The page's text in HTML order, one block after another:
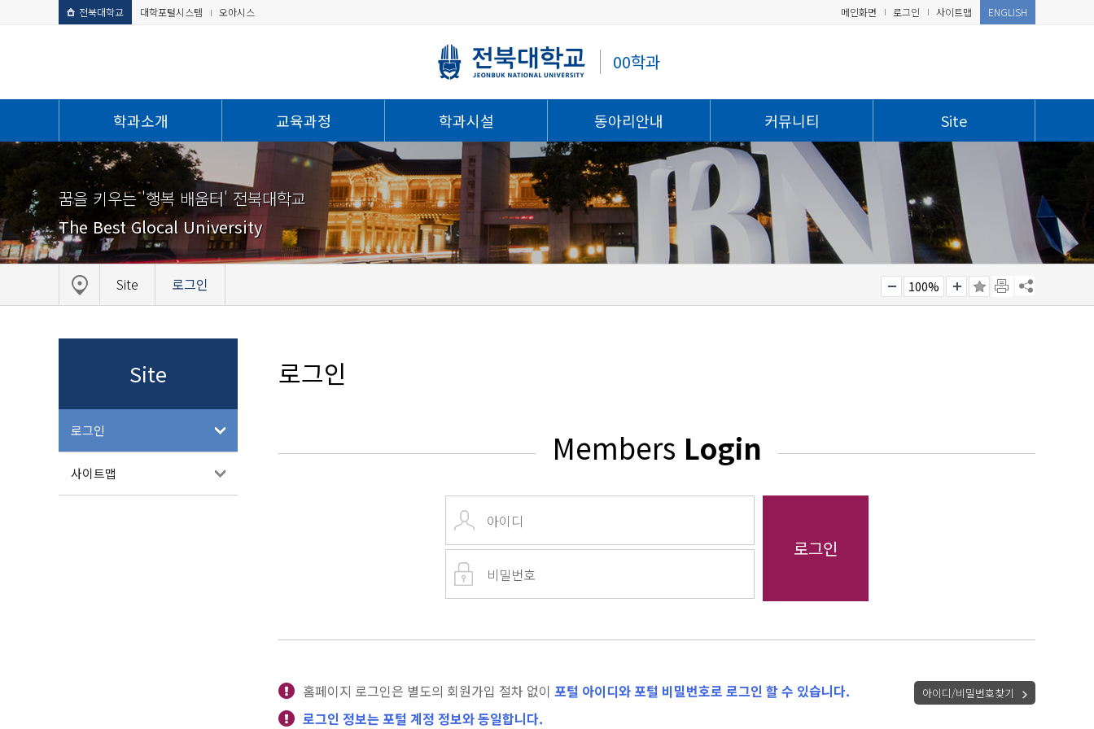
전북대학교 대학포털시스템 오아시스
00학과
메인화면 로그인 사이트맵 ENGLISH
학과소개 교육과정 학과시설 동아리안내 커뮤니티 Site
꿈을 키우는 '행복 배움터' 전북대학교
The Best Glocal University
Site 로그인 100%
Site
로그인
사이트맵
로그인
Members Login
홈페이지 로그인은 별도의 회원가입 절차 없이 포털 아이디와 포털 비밀번호로 로그인 할 수 있습니다.
로그인 정보는 포털 계정 정보와 동일합니다.
아이디/비밀번호찾기